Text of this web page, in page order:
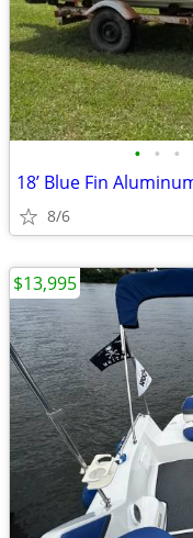
• • •
8/6
$13,995